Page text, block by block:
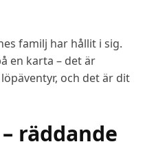
familj har hållit i sig.
en karta – det är
och det är dit
räddande